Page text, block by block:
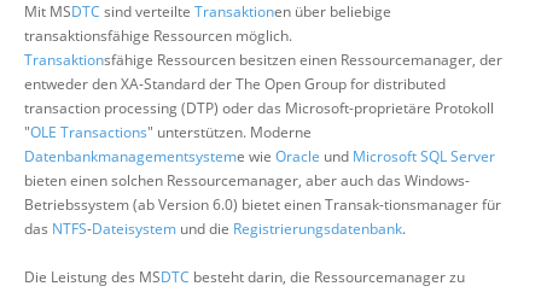
Mit MSDTC sind verteilte Transaktionen über beliebige
transaktionsfähige Ressourcen möglich.
Transaktionsfähige Ressourcen besitzen einen Ressourcemanager, der
entweder den XA-Standard der The Open Group for distributed
transaction processing (DTP) oder das Microsoft-proprietäre Protokoll
"OLE Transactions" unterstützen. Moderne
Datenbankmanagementsysteme wie Oracle und Microsoft SQL Server
bieten einen solchen Ressourcemanager, aber auch das Windows-
Betriebssystem (ab Version 6.0) bietet einen Transak-tionsmanager für
das NTFS-Dateisystem und die Registrierungsdatenbank.
Die Leistung des MSDTC besteht darin, die Ressourcemanager zu